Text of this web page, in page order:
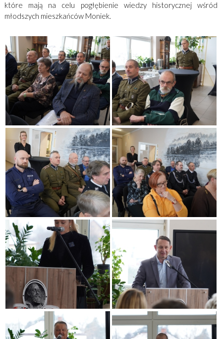
które mają na celu pogłębienie wiedzy historycznej wśród
młodszych mieszkańców Moniek.